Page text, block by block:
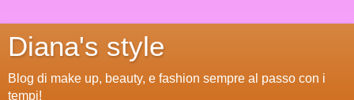
Diana's style
Blog di make up, beauty, e fashion sempre al passo con i
tempi!